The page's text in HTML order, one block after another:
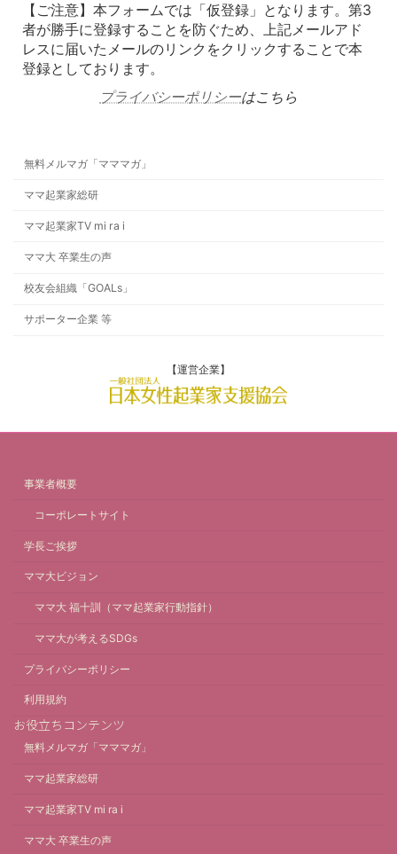
【ご注意】本フォームでは「仮登録」となります。第3
者が勝手に登録することを防ぐため、上記メールアド
レスに届いたメールのリンクをクリックすることで本
登録としております。
プライバシーポリシーはこちら
無料メルマガ「マママガ」
ママ起業家総研
ママ起業家TV mi ra i
ママ大 卒業生の声
校友会組織「GOALs」
サポーター企業 等
【運営企業】
事業者概要
コーポレートサイト
学長ご挨拶
ママ大ビジョン
ママ大 福十訓（ママ起業家行動指針）
ママ大が考えるSDGs
プライバシーポリシー
利用規約
お役立ちコンテンツ
無料メルマガ「マママガ」
ママ起業家総研
ママ起業家TV mi ra i
ママ大 卒業生の声